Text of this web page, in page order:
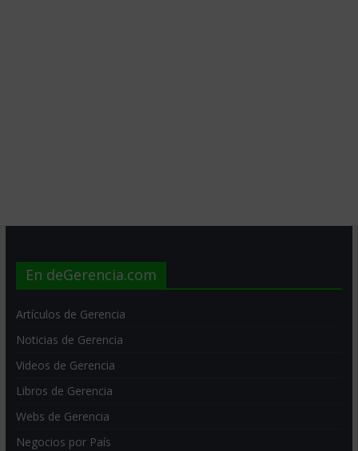
En deGerencia.com
Artículos de Gerencia
Noticias de Gerencia
Videos de Gerencia
Libros de Gerencia
Webs de Gerencia
Negocios por País